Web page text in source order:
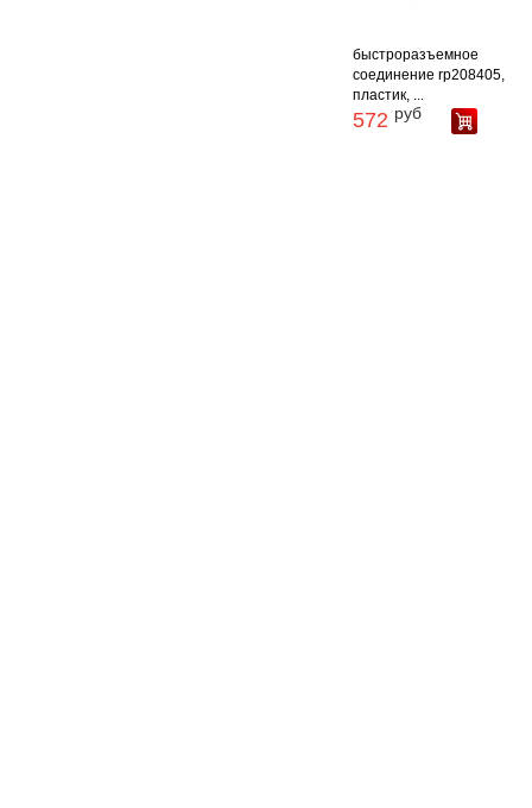
быстроразъемное
соединение rp208405,
пластик, ...
572 руб